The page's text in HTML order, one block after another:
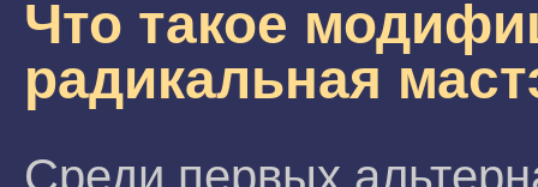
Что такое
радикальная
Среди первых